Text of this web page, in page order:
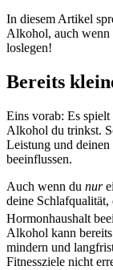
In diesem Artikel
Alkohol, auch wenn
loslegen!
Bereits
Eins vorab: Es
Alkohol du trinkst.
Leistung und deinen
beeinflussen.
Auch wenn du nur
deine
Hormonhaushalt
Alkohol kann
mindern und
Fitnessziele nicht